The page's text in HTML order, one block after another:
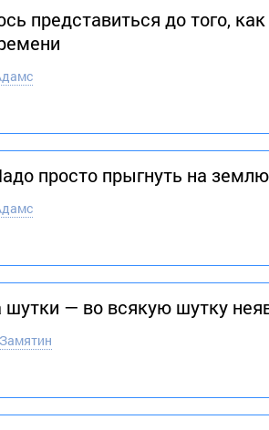
представиться до того,
просто прыгнуть на
шутки — во всякую шутку